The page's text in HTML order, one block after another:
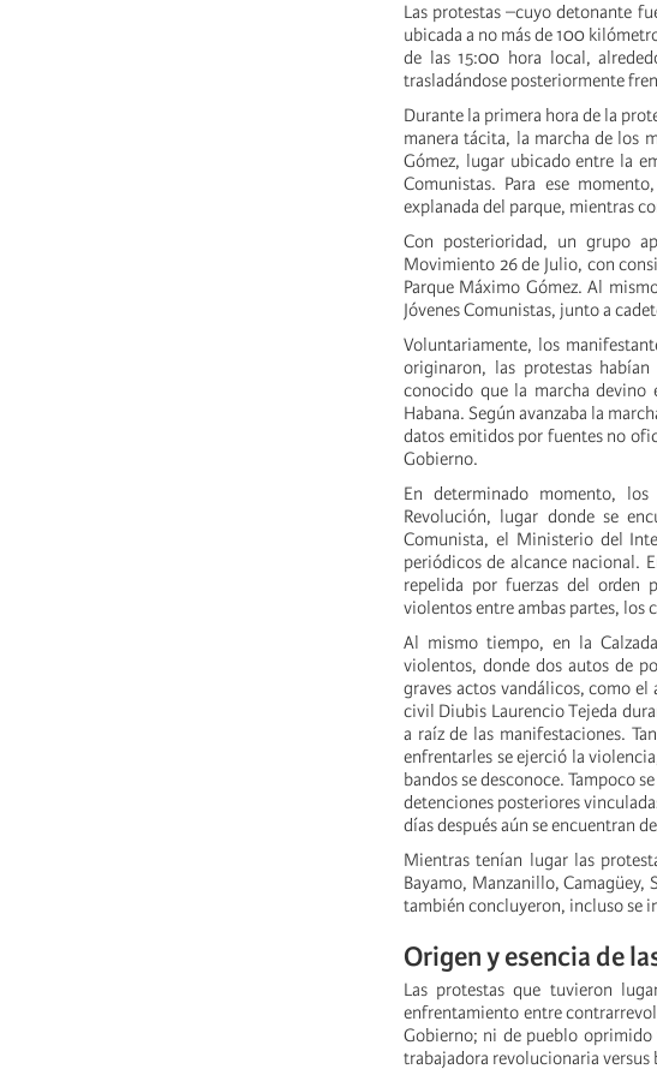
Las protestas –cuyo detonante
ubicada a no más de 100
de las 15:00 hora local,
trasladándose posteriormente
Durante la primera hora de la
manera tácita, la marcha de los
Gómez, lugar ubicado entre la
Comunistas. Para ese
explanada del parque, mientras
Con posterioridad, un grupo
Movimiento 26 de Julio, con
Parque Máximo Gómez. Al
Jóvenes Comunistas, junto a
Voluntariamente, los
originaron, las protestas
conocido que la marcha devino
Habana. Según avanzaba la
datos emitidos por fuentes no
Gobierno.
En determinado momento,
Revolución, lugar donde se
Comunista, el Ministerio del
periódicos de alcance nacional.
repelida por fuerzas del orden
violentos entre ambas partes, los
Al mismo tiempo, en la
violentos, donde dos autos de
graves actos vandálicos, como
civil Diubis Laurencio Tejeda
a raíz de las manifestaciones.
enfrentarles se ejerció la
bandos se desconoce. Tampoco
detenciones posteriores
días después aún se encuentran
Mientras tenían lugar las
Bayamo, Manzanillo,
también concluyeron, incluso se
Origen y esencia de
Las protestas que tuvieron
enfrentamiento entre
Gobierno; ni de pueblo oprimido
trabajadora revolucionaria